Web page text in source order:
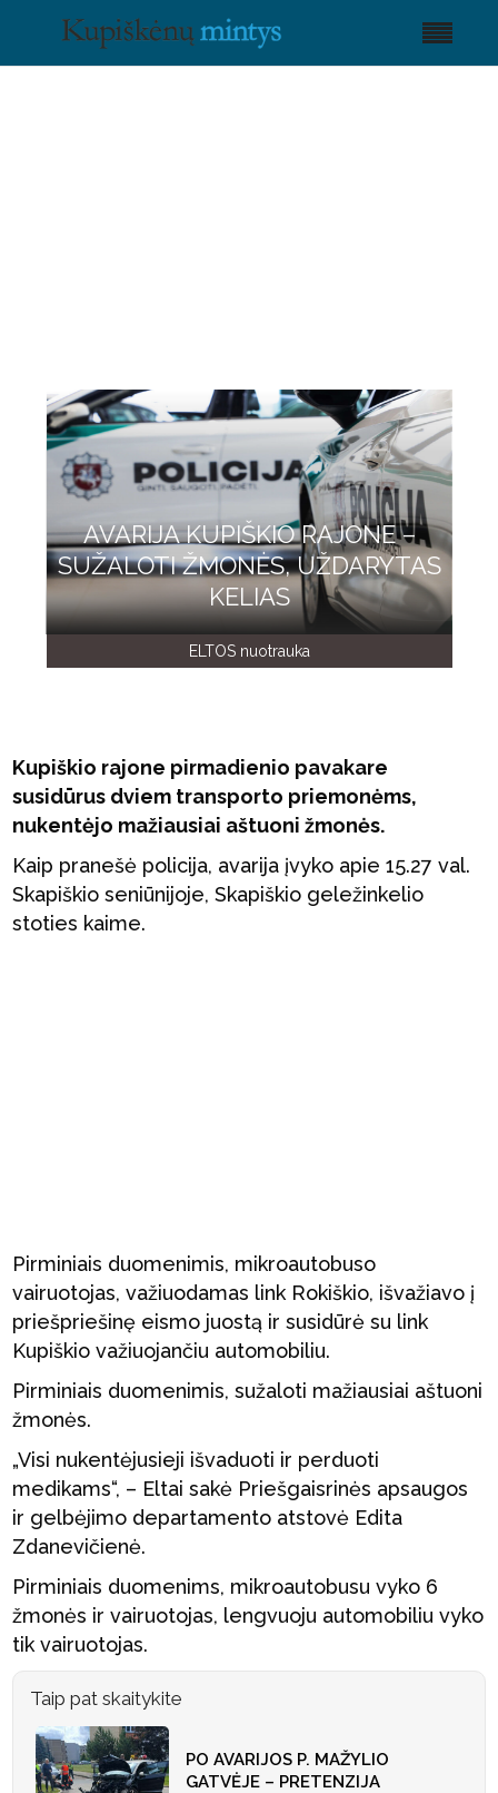
AVARIJA KUPIŠKIO RAJONE –
SUŽALOTI ŽMONĖS, UŽDARYTAS
KELIAS
ELTOS nuotrauka
Kupiškio rajone pirmadienio pavakare
susidūrus dviem transporto priemonėms,
nukentėjo mažiausiai aštuoni žmonės.
Kaip pranešė policija, avarija įvyko apie 15.27 val.
Skapiškio seniūnijoje, Skapiškio geležinkelio
stoties kaime.
Pirminiais duomenimis, mikroautobuso
vairuotojas, važiuodamas link Rokiškio, išvažiavo į
priešpriešinę eismo juostą ir susidūrė su link
Kupiškio važiuojančiu automobiliu.
Pirminiais duomenimis, sužaloti mažiausiai aštuoni
žmonės.
„Visi nukentėjusieji išvaduoti ir perduoti
medikams“, – Eltai sakė Priešgaisrinės apsaugos
ir gelbėjimo departamento atstovė Edita
Zdanevičienė.
Pirminiais duomenims, mikroautobusu vyko 6
žmonės ir vairuotojas, lengvuoju automobiliu vyko
tik vairuotojas.
Taip pat skaitykite
PO AVARIJOS P. MAŽYLIO
GATVĖJE – PRETENZIJA